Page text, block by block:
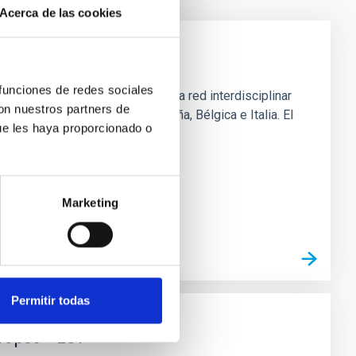
de las cookies
de redes sociales
nuestros partners de
les haya proporcionado o
Marketing
Permitir todas
Profundas) es una ambiciosa red interdisciplinar
Francia, el Reino Unido, España, Bélgica e Italia. El
bases de datos que
- EST